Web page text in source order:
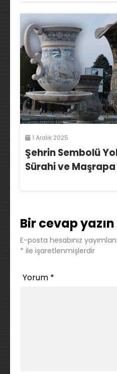
1 Aralık 2025
Şehrin Sembolü
Sürahi ve
Bir cevap yazın
E-posta hesabınız
* ile işaretlenmişlerdir
Yorum *